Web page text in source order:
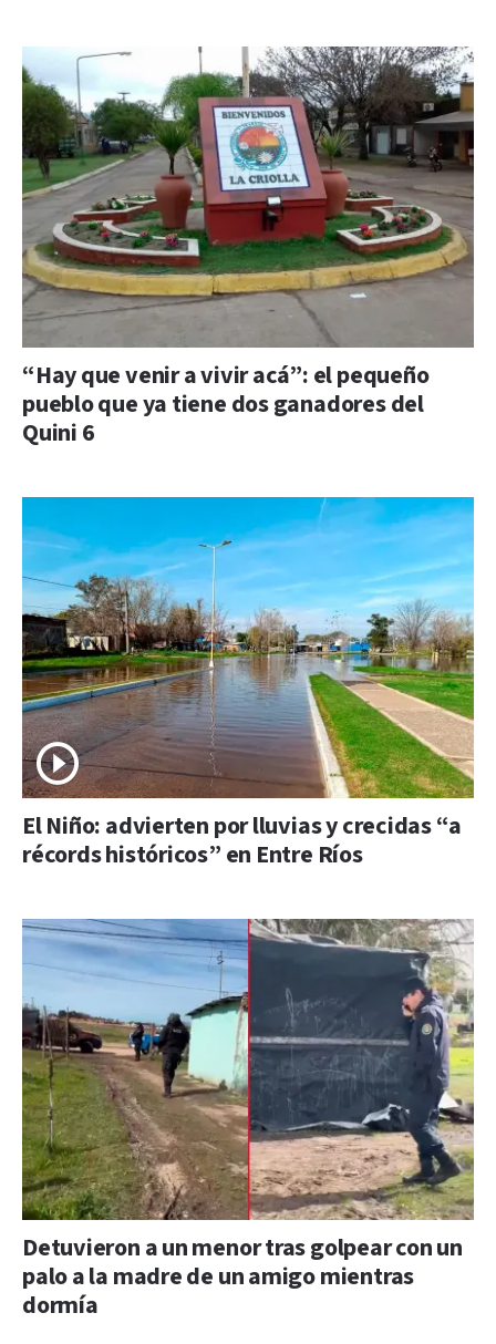
“Hay que venir a vivir acá”: el pequeño
pueblo que ya tiene dos ganadores del
Quini 6
El Niño: advierten por lluvias y crecidas “a
récords históricos” en Entre Ríos
Detuvieron a un menor tras golpear con un
palo a la madre de un amigo mientras
dormía